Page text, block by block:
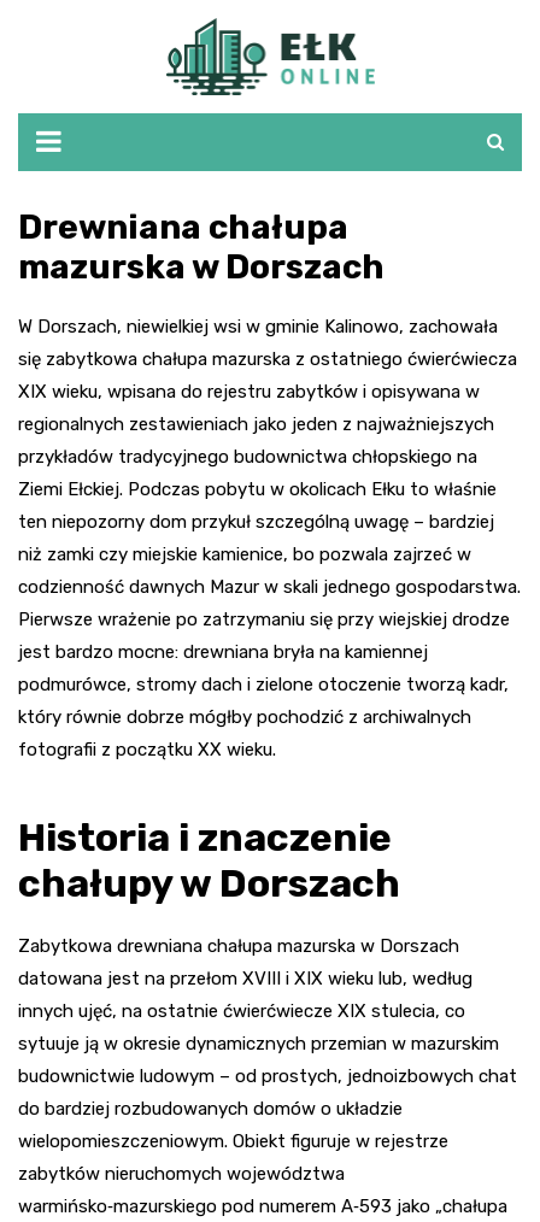
Drewniana chałupa
mazurska w Dorszach
W Dorszach, niewielkiej wsi w gminie Kalinowo, zachowała
się zabytkowa chałupa mazurska z ostatniego ćwierćwiecza
XIX wieku, wpisana do rejestru zabytków i opisywana w
regionalnych zestawieniach jako jeden z najważniejszych
przykładów tradycyjnego budownictwa chłopskiego na
Ziemi Ełckiej. Podczas pobytu w okolicach Ełku to właśnie
ten niepozorny dom przykuł szczególną uwagę – bardziej
niż zamki czy miejskie kamienice, bo pozwala zajrzeć w
codzienność dawnych Mazur w skali jednego gospodarstwa.
Pierwsze wrażenie po zatrzymaniu się przy wiejskiej drodze
jest bardzo mocne: drewniana bryła na kamiennej
podmurówce, stromy dach i zielone otoczenie tworzą kadr,
który równie dobrze mógłby pochodzić z archiwalnych
fotografii z początku XX wieku.
Historia i znaczenie
chałupy w Dorszach
Zabytkowa drewniana chałupa mazurska w Dorszach
datowana jest na przełom XVIII i XIX wieku lub, według
innych ujęć, na ostatnie ćwierćwiecze XIX stulecia, co
sytuuje ją w okresie dynamicznych przemian w mazurskim
budownictwie ludowym – od prostych, jednoizbowych chat
do bardziej rozbudowanych domów o układzie
wielopomieszczeniowym. Obiekt figuruje w rejestrze
zabytków nieruchomych województwa
warmińsko‑mazurskiego pod numerem A‑593 jako „chałupa